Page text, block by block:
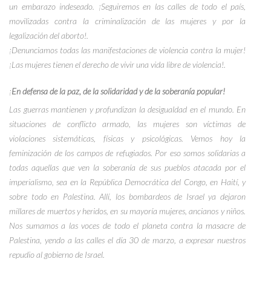
un embarazo indeseado. ¡Seguiremos en las calles de todo el país,
movilizadas contra la criminalización de las mujeres y por la
legalización del aborto!.
¡Denunciamos todas las manifestaciones de violencia contra la mujer!
¡Las mujeres tienen el derecho de vivir una vida libre de violencia!.
¡En defensa de la paz, de la solidaridad y de la soberanía popular!
Las guerras mantienen y profundizan la desigualdad en el mundo. En
situaciones de conflicto armado, las mujeres son víctimas de
violaciones sistemáticas, físicas y psicológicas. Vemos hoy la
feminización de los campos de refugiados. Por eso somos solidarias a
todas aquellas que ven la soberanía de sus pueblos atacada por el
imperialismo, sea en la República Democrática del Congo, en Haití, y
sobre todo en Palestina. Allí, los bombardeos de Israel ya dejaron
millares de muertos y heridos, en su mayoría mujeres, ancianos y niños.
Nos sumamos a las voces de todo el planeta contra la masacre de
Palestina, yendo a las calles el día 30 de marzo, a expresar nuestros
repudio al gobierno de Israel.